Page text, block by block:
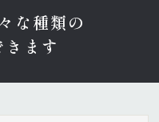
な種類の
ます